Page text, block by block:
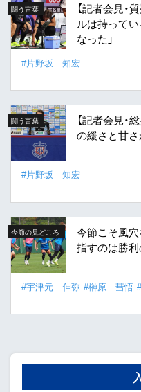
闘う言葉
【記者会見・
ルは持って
なった」
#片野坂 知宏
闘う言葉
【記者会見・
の緩さと甘さ
#片野坂 知宏
今節の見どころ
今節こそ風
指すのは勝
#宇津元 伸弥 #榊原 彗悟